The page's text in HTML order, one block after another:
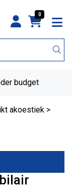
0
budget
akoestiek >